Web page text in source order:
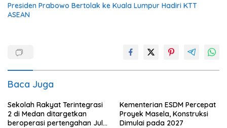
Presiden Prabowo Bertolak ke Kuala Lumpur Hadiri KTT
ASEAN
Baca Juga
Sekolah Rakyat Terintegrasi
2 di Medan ditargetkan
beroperasi pertengahan Juli
Kementerian ESDM Percepat
Proyek Masela, Konstruksi
Dimulai pada 2027